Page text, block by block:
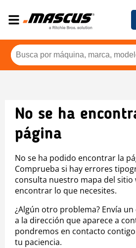
No se ha
página
No se ha podido encontrar la
Comprueba si hay errores
consulta nuestro mapa del sitio
encontrar lo que necesites.
¿Algún otro problema? Envía
a la dirección que aparece a
pondremos en contacto
tu paciencia.